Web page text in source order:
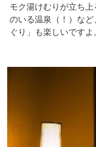
モク湯けむりが立ち
のいる温泉（！）な
ぐり」も楽しいですよ